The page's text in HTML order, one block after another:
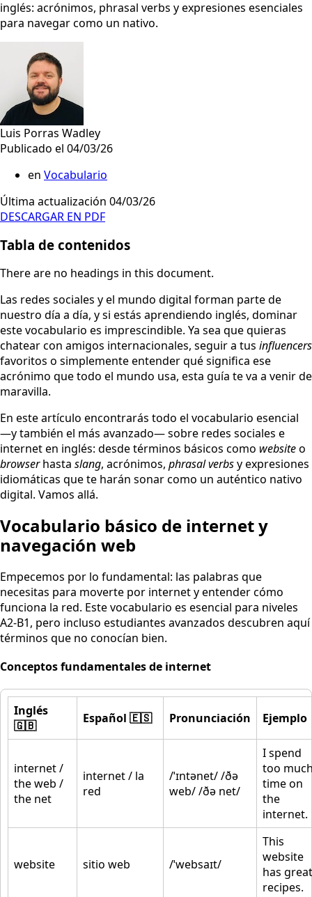
inglés: acrónimos, phrasal verbs y expresiones esenciales
para navegar como un nativo.
Luis Porras Wadley
Publicado el 04/03/26
en Vocabulario
Última actualización 04/03/26
DESCARGAR EN PDF
Tabla de contenidos
There are no headings in this document.
Las redes sociales y el mundo digital forman parte de
nuestro día a día, y si estás aprendiendo inglés, dominar
este vocabulario es imprescindible. Ya sea que quieras
chatear con amigos internacionales, seguir a tus influencers
favoritos o simplemente entender qué significa ese
acrónimo que todo el mundo usa, esta guía te va a venir de
maravilla.
En este artículo encontrarás todo el vocabulario esencial
—y también el más avanzado— sobre redes sociales e
internet en inglés: desde términos básicos como websiteo
browserhasta slang, acrónimos, phrasal verbsy expresiones
idiomáticas que te harán sonar como un auténtico nativo
digital. Vamos allá.
Vocabulario básico de internet y
navegación web
Empecemos por lo fundamental: las palabras que
necesitas para moverte por internet y entender cómo
funciona la red. Este vocabulario es esencial para niveles
A2-B1, pero incluso estudiantes avanzados descubren aquí
términos que no conocían bien.
Conceptos fundamentales de internet
Inglés
🇬🇧
Español 🇪🇸 Pronunciación Ejemplo
internet /
the web /
the net
internet / la
red
/ˈɪntənet/ /ðə
web/ /ðə net/
I spend
too
time on
the
internet.
website sitio web /ˈwebsaɪt/
This
website
has great
recipes.